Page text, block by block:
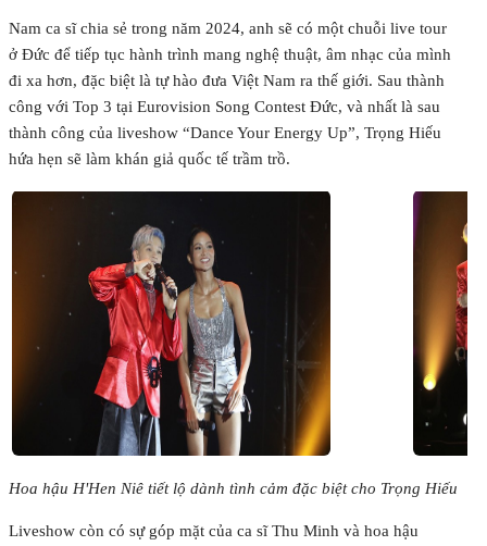
Nam ca sĩ chia sẻ trong năm 2024, anh sẽ có một chuỗi live tour
ở Đức để tiếp tục hành trình mang nghệ thuật, âm nhạc của mình
đi xa hơn, đặc biệt là tự hào đưa Việt Nam ra thế giới. Sau thành
công với Top 3 tại Eurovision Song Contest Đức, và nhất là sau
thành công của liveshow “Dance Your Energy Up”, Trọng Hiếu
hứa hẹn sẽ làm khán giả quốc tế trầm trồ.
Hoa hậu H'Hen Niê tiết lộ dành tình cảm đặc biệt cho Trọng Hiếu
Liveshow còn có sự góp mặt của ca sĩ Thu Minh và hoa hậu